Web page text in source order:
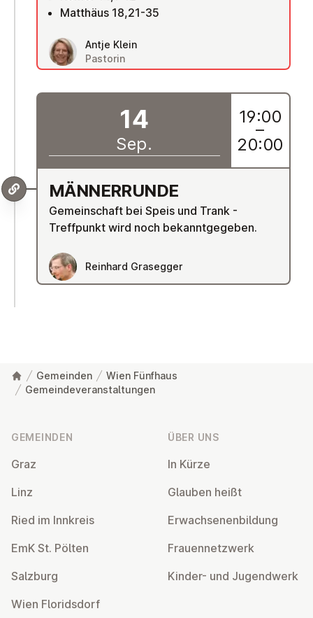
Matthäus 18,21-35
Antje Klein
Pastorin
MÄN­NER­RUN­DE
Gemeinschaft bei Speis und Trank -
Treffpunkt wird noch bekanntgegeben.
Reinhard Grasegger
14
Sep.
19:00
–
20:00
Gemeinden
Wien Fünfhaus
Gemeindeveranstaltungen
GEMEINDEN
Graz
Linz
Ried im Innkreis
EmK St. Pölten
Salzburg
Wien Flo­rids­dorf
ÜBER UNS
In Kürze
Glauben heißt
Er­wach­se­nen­bil­dung
Frau­en­netz­werk
Kinder- und Ju­gend­werk